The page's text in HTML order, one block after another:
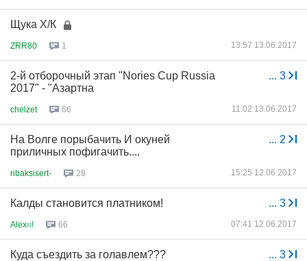
Щука Х/К
ZRR80 1 13:57 13.06.2017
... 3
2-й отборочный этап "Nories Cup Russia
2017" - "Азартна
chelzet 66 11:02 13.06.2017
... 2
На Волге порыбачить И окуней
приличных пофигачить....
ribaksisert- 28 15:25 12.06.2017
... 3
Калды становится платником!
Alexя! 66 07:41 12.06.2017
... 3
Куда съездить за голавлем???